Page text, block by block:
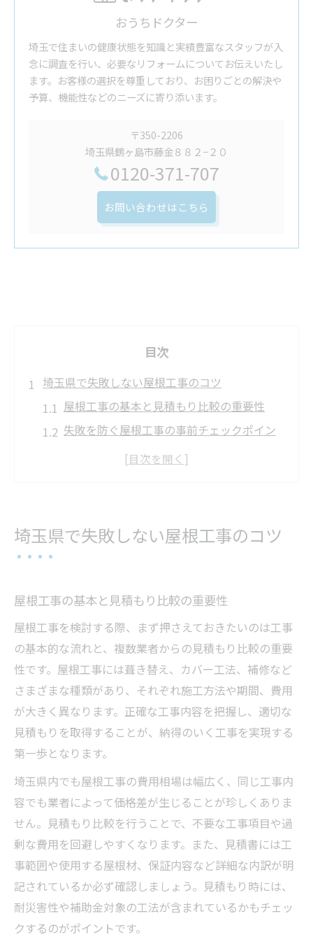
おうちドクター
埼玉で住まいの健康状態を知識と実績豊富なスタッフが入
念に調査を行い、必要なリフォームについてお伝えいたし
ます。お客様の選択を尊重しており、お困りごとの解決や
予算、機能性などのニーズに寄り添います。
〒350-2206
埼玉県鶴ヶ島市藤金８８２−２０
0120-371-707
お問い合わせはこちら
目次
埼玉県で失敗しない屋根工事のコツ
屋根工事の基本と見積もり比較の重要性
失敗を防ぐ屋根工事の事前チェックポイン
補助金を活用した屋根工事ガイド
屋根工事の補助金制度を活かす条件と手順
屋根工事で損しない補助金活用のポイント
屋根工事費用負担を減らす補助金最新情報
耐災害性を高める工事計画のすすめ
屋根工事による耐災害性向上の基本知識
台風や地震に強い屋根工事の対策とは
屋根工事で重視すべき耐風・耐震性の選び
方
耐災害性を意識した屋根工事プランの立案
法
屋根工事の災害対策で後悔しない選択肢
屋根材選びで迷わないための基準とは
屋根工事に適した屋根材の選定基準
耐久性とコストを考えた屋根工事の素材選
埼玉県で失敗しない屋根工事のコツ
屋根工事の基本と見積もり比較の重要性
屋根工事を検討する際、まず押さえておきたいのは工事
の基本的な流れと、複数業者からの見積もり比較の重要
性です。屋根工事には葺き替え、カバー工法、補修など
さまざまな種類があり、それぞれ施工方法や期間、費用
が大きく異なります。正確な工事内容を把握し、適切な
見積もりを取得することが、納得のいく工事を実現する
第一歩となります。
埼玉県内でも屋根工事の費用相場は幅広く、同じ工事内
容でも業者によって価格差が生じることが珍しくありま
せん。見積もり比較を行うことで、不要な工事項目や過
剰な費用を回避しやすくなります。また、見積書には工
事範囲や使用する屋根材、保証内容など詳細な内訳が明
記されているか必ず確認しましょう。見積もり時には、
耐災害性や補助金対象の工法が含まれているかもチェッ
クするのがポイントです。